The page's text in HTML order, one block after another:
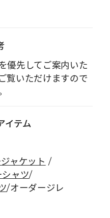
優先してご案内いた
覧いただけますので
イテム
ャケット
ャツ
オーダージレ